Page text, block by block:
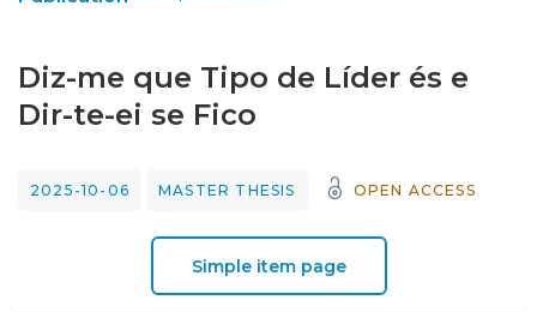
Diz-me que Tipo de Líder és e
Dir-te-ei se Fico
2025-10-06 MASTER THESIS OPEN ACCESS
Simple item page